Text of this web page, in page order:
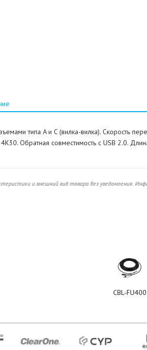
типа A и C (вилка-вилка). Скорость
Обратная совместимость с USB 2.0.
и внешний вид товара без уведомления.
CBL-FU400